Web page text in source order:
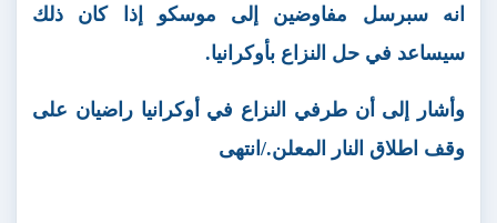
انه سبرسل مفاوضين إلى موسكو إذا كان ذلك
سيساعد في حل النزاع بأوكرانيا.
وأشار إلى أن طرفي النزاع في أوكرانيا راضيان على
وقف اطلاق النار المعلن./انتهى